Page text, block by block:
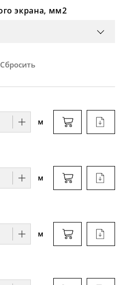
экрана, мм2
Сбросить
м
м
м